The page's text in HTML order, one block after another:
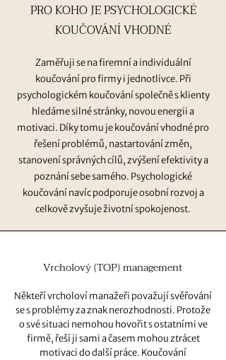
PRO KOHO JE PSYCHOLOGICKÉ
KOUČOVÁNÍ VHODNÉ
Zaměřuji se na firemní a individuální
koučování pro firmy i jednotlivce. Při
psychologickém koučování společně s klienty
hledáme silné stránky, novou energii a
motivaci. Díky tomu je koučování vhodné pro
řešení problémů, nastartování změn,
stanovení správných cílů, zvýšení efektivity a
poznání sebe samého. Psychologické
koučování navíc podporuje osobní rozvoj a
celkově zvyšuje životní spokojenost.
Vrcholový (TOP) management
Někteří vrcholoví manažeři považují svěřování
se s problémy za znak nerozhodnosti. Protože
o své situaci nemohou hovořit s ostatními ve
firmě, řeší ji sami a časem mohou ztrácet
motivaci do další práce. Koučování